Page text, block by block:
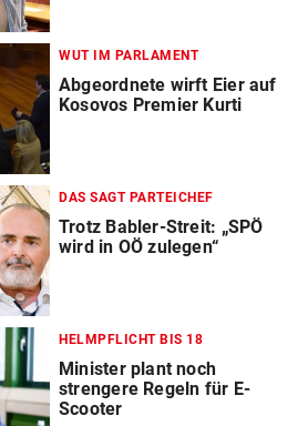
WUT IM PARLAMENT
Abgeordnete wirft Eier auf
Kosovos Premier Kurti
DAS SAGT PARTEICHEF
Trotz Babler-Streit: „SPÖ
wird in OÖ zulegen“
HELMPFLICHT BIS 18
Minister plant noch
strengere Regeln für E-
Scooter